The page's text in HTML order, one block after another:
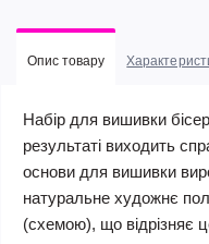
Опис товару
Набір для вишивки
результаті виходить
основи для вишивки
натуральне художнє
(схемою), що відрізняє